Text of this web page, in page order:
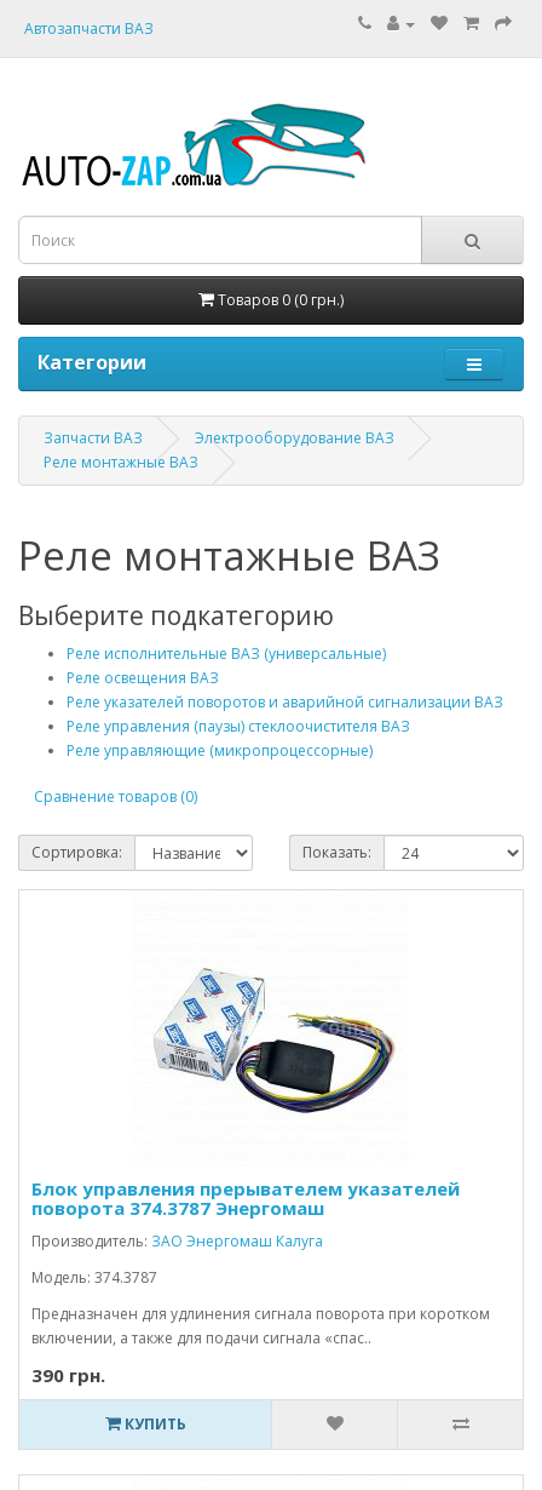
Автозапчасти ВАЗ
Товаров 0 (0 грн.)
Категории
Запчасти ВАЗ
Электрооборудование ВАЗ
Реле монтажные ВАЗ
Реле монтажные ВАЗ
Выберите подкатегорию
Реле исполнительные ВАЗ (универсальные)
Реле освещения ВАЗ
Реле указателей поворотов и аварийной сигнализации ВАЗ
Реле управления (паузы) стеклоочистителя ВАЗ
Реле управляющие (микропроцессорные)
Сравнение товаров (0)
Сортировка: Показать:
Блок управления прерывателем указателей
поворота 374.3787 Энергомаш
Производитель: ЗАО Энергомаш Калуга
Модель: 374.3787
Предназначен для удлинения сигнала поворота при коротком
включении, а также для подачи сигнала «спас..
390 грн.
КУПИТЬ